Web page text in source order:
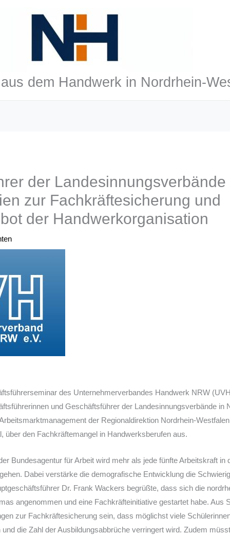
dem Handwerk in Nordrhein-
der
zur Fachkräftesicherung und
der Handwerkorganisation
des Unternehmerverbandes Handwerk NRW
und Geschäftsführer der Landesinnungsverbände in
der Regionaldirektion Nordrhein-
über den Fachkräftemangel in Handwerksberufen aus.
Bundesagentur für Arbeit wird mehr als jede fünfte Arbeitskraft in
Dabei verstärke die demografische Entwicklung die
Dr. Frank Wackers begrüßte, dass sich die
angenommen und eine Fachkräfteinitiative gestartet habe. Aus
zur Fachkräftesicherung sein, dass möglichst viele
die Zahl der Ausbildungsabbrüche verringert wird. Zudem